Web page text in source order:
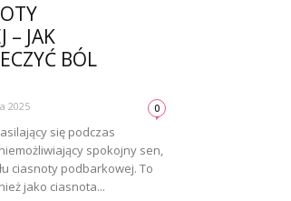
– JAK
BÓL
2025 0
się podczas
spokojny sen,
ciasnoty podbarkowej. To
jako ciasnota...